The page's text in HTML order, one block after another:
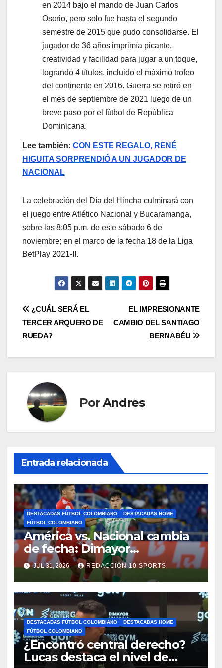
en 2014 bajo el mando de Juan Carlos
Osorio, pero solo fue hasta el segundo
semestre de 2015 que pudo consolidarse. El
jugador de 36 años imprimía picante,
creatividad y facilidad para jugar a un toque,
logrando 4 títulos, incluido el máximo trofeo
del continente en 2016. Guerra se retiró en
el mes de septiembre de 2021 luego de un
breve paso por el fútbol de República
Dominicana.
Lee también: CON ESTE REGALO, RENÉ
HIGUITA SORPRENDIÓ A UN JUGADOR DE
NACIONAL
La celebración del Día del Hincha culminará con
el juego entre Atlético Nacional y Bucaramanga,
sobre las 8:05 p.m. de este sábado 6 de
noviembre; en el marco de la fecha 18 de la Liga
BetPlay 2021-II.
EL IMPRESIONANTE
CAMBIO DEL SANTIAGO
BERNABÉU
¿CUÁL SERÁ EL
TERCER ARQUERO DE
RUEDA?
PorAndres
Entrada relacionada
DESTACADAS FÚTBOL COLOMBIANO
DESTACADAS HOME
FÚTBOL COLOMBIANO
América vs. Nacional cambia
de fecha: Dimayor
reprogramó el clásico por
motivos de seguridad
JUL 31, 2026 REDACCIÓN 10 SPORTS
DESTACADAS FÚTBOL COLOMBIANO
DESTACADAS HOME
FÚTBOL COLOMBIANO
¿Encontró central derecho?
Lucas destaca el nivel de